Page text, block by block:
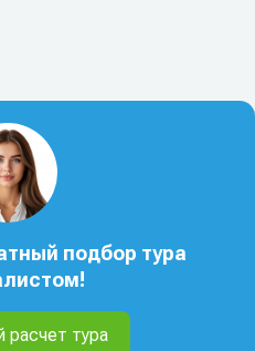
подбор тура
расчет тура